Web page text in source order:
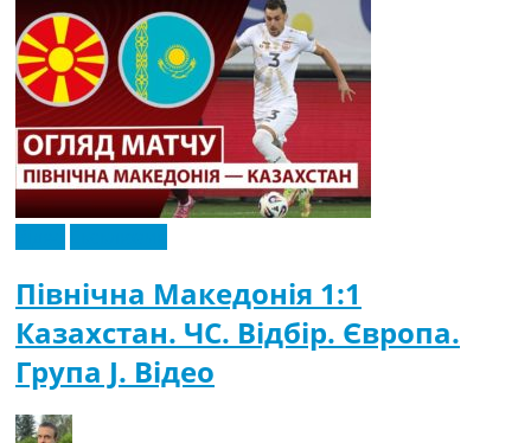
Північна Македонія 1:1
Казахстан. ЧC. Відбір. Європа.
Група J. Відео